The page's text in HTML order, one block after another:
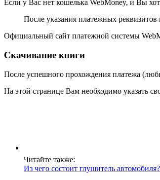
Если у Вас нет кошелька WebMoney, и Вы
После указания платежных
Официальный сайт платежной системы
Скачивание книги
После успешного прохождения платежа
На этой странице Вам необходимо указать
Читайте также:
Из чего состоит глушитель автомобиля?